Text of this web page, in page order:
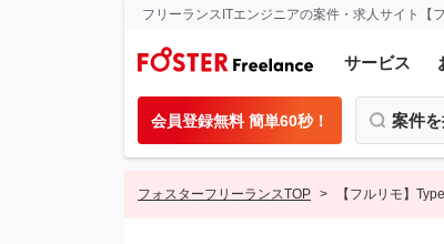
フリーランスITエンジニアの案件・求人サイト【
サービス
会員登録無料 簡単60秒！ 案件
フォスターフリーランスTOP 【フルリモ】